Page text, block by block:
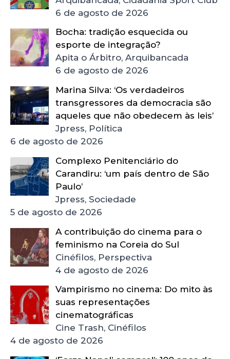
6 de agosto de 2026
Bocha: tradição esquecida ou
esporte de integração?
Apita o Árbitro, Arquibancada
6 de agosto de 2026
Marina Silva: ‘Os verdadeiros
transgressores da democracia são
aqueles que não obedecem às leis’
Jpress, Política
6 de agosto de 2026
Complexo Penitenciário do
Carandiru: ‘um país dentro de São
Paulo’
Jpress, Sociedade
5 de agosto de 2026
A contribuição do cinema para o
feminismo na Coreia do Sul
Cinéfilos, Perspectiva
4 de agosto de 2026
Vampirismo no cinema: Do mito às
suas representações
cinematográficas
Cine Trash, Cinéfilos
4 de agosto de 2026